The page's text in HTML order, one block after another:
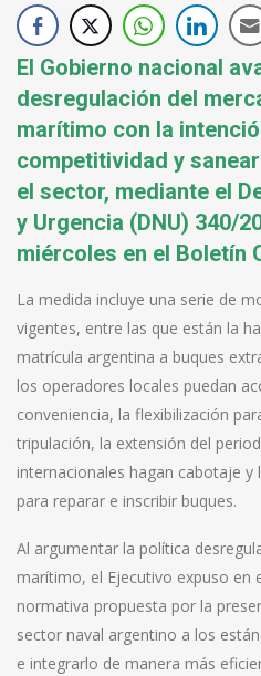
El Gobierno nacional
desregulación del
marítimo con la
competitividad y
el sector, mediante el
y Urgencia (DNU) 340/
miércoles en el Boletín
La medida incluye una serie de
vigentes, entre las que están la
matrícula argentina a buques
los operadores locales puedan
conveniencia, la flexibilización
tripulación, la extensión del
internacionales hagan cabotaje y
para reparar e inscribir buques.
Al argumentar la política
marítimo, el Ejecutivo expuso en
normativa propuesta por la
sector naval argentino a los
e integrarlo de manera más